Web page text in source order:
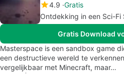
4.9 Gratis
Ontdekking in een Sci-Fi
Gratis Download
Masterspace is een sandbox game
een destructieve wereld te
vergelijkbaar met Minecraft, maar…